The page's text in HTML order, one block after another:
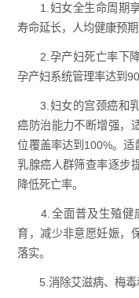
1.妇女全生命周期享
寿命延长，人均健康预期
2.孕产妇死亡率下降
孕产妇系统管理率达到
3.妇女的宫颈癌和乳
癌防治能力不断增强，
位覆盖率达到100%。适
乳腺癌人群筛查率逐步
降低死亡率。
4.全面普及生殖健康
育，减少非意愿妊娠，
落实。
5.消除艾滋病、梅毒